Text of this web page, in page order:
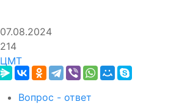
07.08.2024
214
ЦМТ
Вопрос - ответ